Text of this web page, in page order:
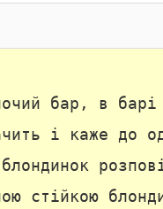
бар, в барі
і каже до
стійкою